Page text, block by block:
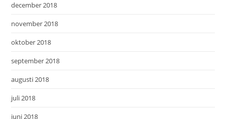
december 2018
november 2018
oktober 2018
september 2018
augusti 2018
juli 2018
juni 2018